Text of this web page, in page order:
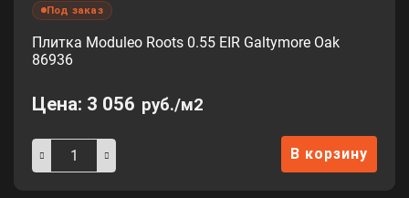
Под заказ
Плитка Moduleo Roots 0.55 EIR Galtymore Oak
86936
Цена: 3 056 руб./м2
В корзину